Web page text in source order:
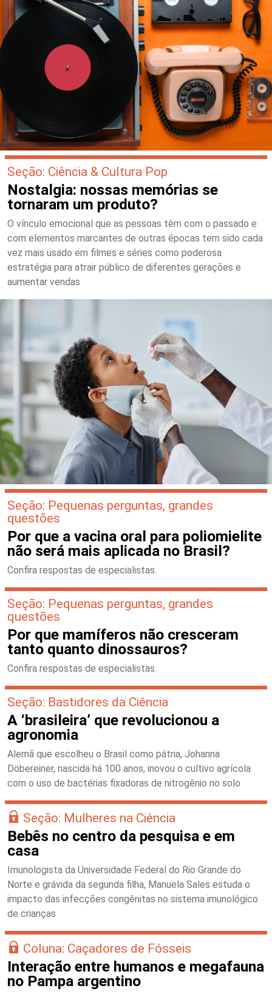
Seção: Ciência & Cultura Pop
Nostalgia: nossas memórias se
tornaram um produto?
O vínculo emocional que as pessoas têm com o passado e
com elementos marcantes de outras épocas tem sido cada
vez mais usado em filmes e séries como poderosa
estratégia para atrair público de diferentes gerações e
aumentar vendas
Seção: Pequenas perguntas, grandes
questões
Por que a vacina oral para poliomielite
não será mais aplicada no Brasil?
Confira respostas de especialistas.
Seção: Pequenas perguntas, grandes
questões
Por que mamíferos não cresceram
tanto quanto dinossauros?
Confira respostas de especialistas.
Seção: Bastidores da Ciência
A ‘brasileira’ que revolucionou a
agronomia
Alemã que escolheu o Brasil como pátria, Johanna
Döbereiner, nascida há 100 anos, inovou o cultivo agrícola
com o uso de bactérias fixadoras de nitrogênio no solo
Seção: Mulheres na Ciência
Bebês no centro da pesquisa e em
casa
Imunologista da Universidade Federal do Rio Grande do
Norte e grávida da segunda filha, Manuela Sales estuda o
impacto das infecções congênitas no sistema imunológico
de crianças
Coluna: Caçadores de Fósseis
Interação entre humanos e megafauna
no Pampa argentino